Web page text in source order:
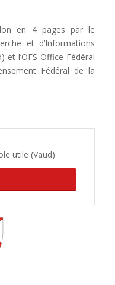
en 4 pages par le
et d’Informations
et l’OFS-Office Fédéral
Fédéral de la
utile (Vaud)